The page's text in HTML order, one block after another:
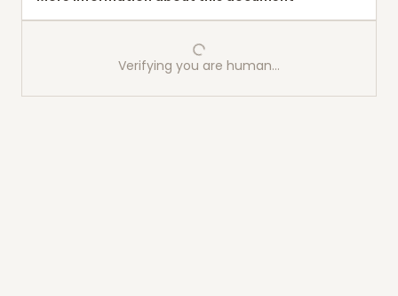
Verifying you are human…